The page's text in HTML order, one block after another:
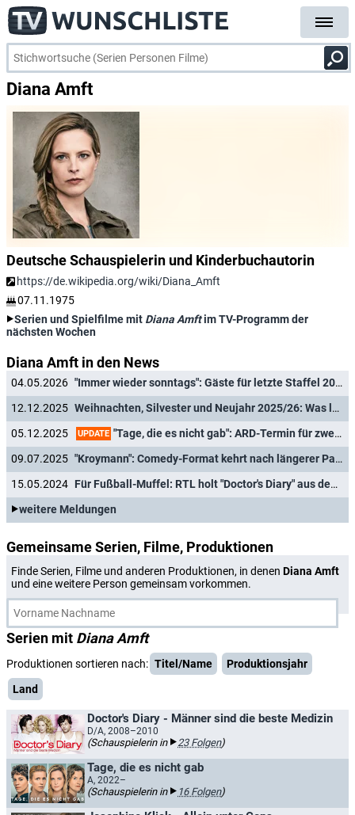
Diana Amft
Deutsche Schauspielerin und Kinderbuchautorin
https://de.wikipedia.org/wiki/Diana_Amft
07.11.1975
Serien und Spielfilme mit Diana Amftim TV-Programm der
nächsten Wochen
Diana Amft in den News
04.05.2026
"Immer wieder sonntags": Gäste für letzte Staffel 2026 verkündet
12.12.2025
Weihnachten, Silvester und Neujahr 2025/26: Was läuft im ZDF und in ZDFneo?
05.12.2025
UPDATE "Tage, die es nicht gab": ARD-Termin für zweite Staffel der österreichischen Dramaserie
09.07.2025
"Kroymann": Comedy-Format kehrt nach längerer Pause mit neuer Staffel zurück
15.05.2024
Für Fußball-Muffel: RTL holt "Doctor's Diary" aus dem Archiv
weitere Meldungen
Gemeinsame Serien, Filme, Produktionen
Finde Serien, Filme und anderen Produktionen, in denen Diana Amft
und eine weitere Person gemeinsam vorkommen.
Serien mit Diana Amft
Produktionen sortieren nach: Titel/Name
Produktionsjahr
Land
Doctor's Diary - Männer sind die beste Medizin
D/A, 2008–2010
(Schauspielerin in 23 Folgen)
Tage, die es nicht gab
A, 2022–
(Schauspielerin in 16 Folgen)